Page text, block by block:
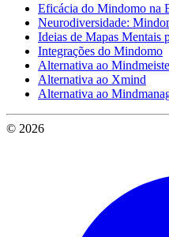
Eficácia do Mindomo na
Neurodiversidade:
Ideias de Mapas Mentais
Integrações do Mindomo
Alternativa ao
Alternativa ao Xmind
Alternativa ao
© 2026